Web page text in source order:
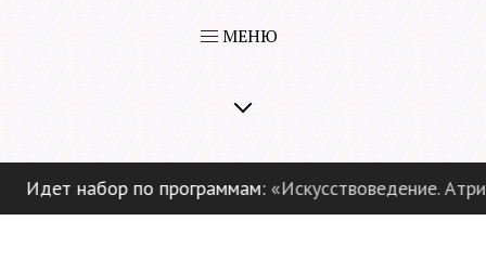
МЕНЮ
Идет набор по программам:«Искусствоведение.